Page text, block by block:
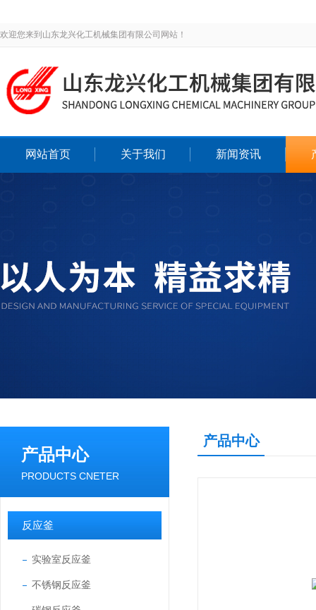
欢迎您来到山东龙兴化工机械集团有限公司网站！
网站首页 关于我们 新闻资讯
产品中心
PRODUCTS CNETER
反应釜
实验室反应釜
不锈钢反应釜
产品中心